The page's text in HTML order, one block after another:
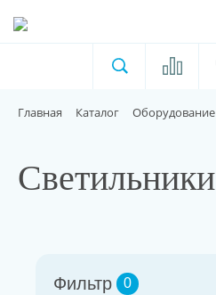
Домашние животные
Главная Каталог Оборудование
Светильники
Фильтр 0